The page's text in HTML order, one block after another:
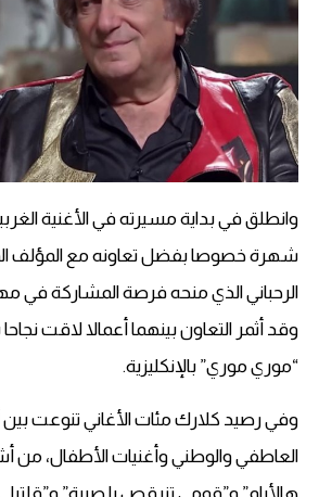
وانطلق في بداية مسيرته في الأغنية
شهرة خصوصا بفضل تعاونه مع المؤلف
الرحباني الذي منحه فرصة المشاركة في
وقد أثمر التعاون بينهما أعمالا لاقت
“موري موري” بالإنكليزية.
وفي رصيد كلارك مئات الأغاني تنوعت
العاطفي والوطني وأغنيات الأطفال، من
هالأيام” و”قومي تنرقص يا صبية”